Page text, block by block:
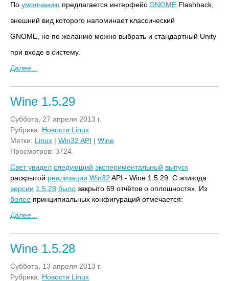
По умолчанию предлагается интерфейс GNOME Flashback,
внешний вид которого напоминает классический
GNOME, но по желанию можно выбрать и стандартный Unity
при входе в систему.
Далее...
Wine 1.5.29
Суббота, 27 апреля 2013 г.
Рубрика: Новости Linux
Метки: Linux | Win32 API | Wine
Просмотров: 3724
Свет увидел следующий экспериментальный выпуск
раскрытой реализации Win32 API - Wine 1.5.29. С эпизода
версии 1.5.28 было закрыто 69 отчётов о оплошностях. Из
более принципиальных конфигураций отмечается:
Далее...
Wine 1.5.28
Суббота, 13 апреля 2013 г.
Рубрика: Новости Linux